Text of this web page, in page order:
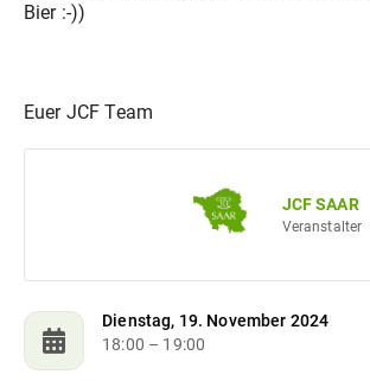
Bier :-))
Euer JCF Team
Veranstalter
JCF SAAR
Dienstag, 19. November 2024
18:00 – 19:00